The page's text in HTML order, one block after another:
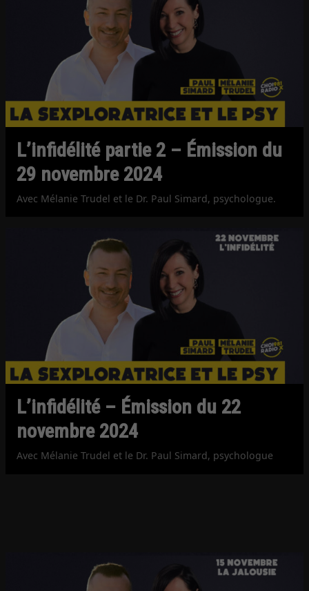
L’infidélité partie 2 – Émission du
29 novembre 2024
Avec Mélanie Trudel et le Dr. Paul Simard, psychologue.
L’infidélité – Émission du 22
novembre 2024
Avec Mélanie Trudel et le Dr. Paul Simard, psychologue